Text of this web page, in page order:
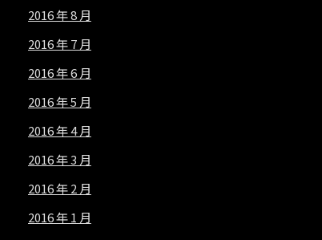
2016 年 8 月
2016 年 7 月
2016 年 6 月
2016 年 5 月
2016 年 4 月
2016 年 3 月
2016 年 2 月
2016 年 1 月